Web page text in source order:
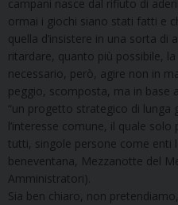
campani nasce dal rifiuto di
ormai i giochi siano stati fatti e
quella d’insistere in una sorta
ritardare, quanto più possibile,
necessario, però, agire non in
peggio, scomposta, ma in base
“un progetto strategico di lunga
l’interesse comune, il quale
tutti, singole persone come enti
beneventana, Mezzanotte del
Amministratori).
Sia ben chiaro, non